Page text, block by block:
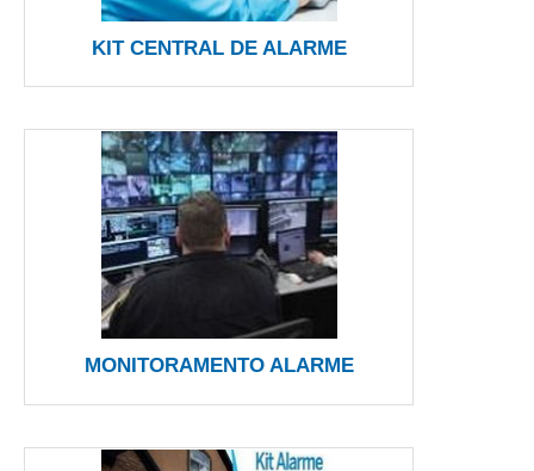
KIT CENTRAL DE ALARME
MONITORAMENTO ALARME